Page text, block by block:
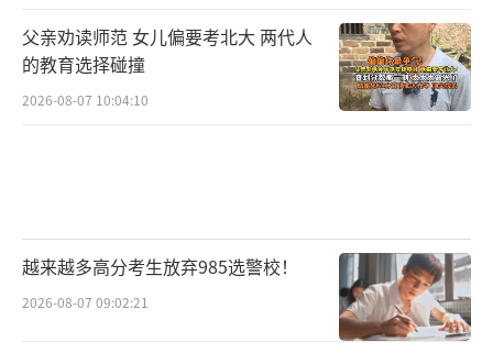
父亲劝读师范 女儿偏要考北大 两代人
的教育选择碰撞
2026-08-07 10:04:10
越来越多高分考生放弃985选警校！
2026-08-07 09:02:21